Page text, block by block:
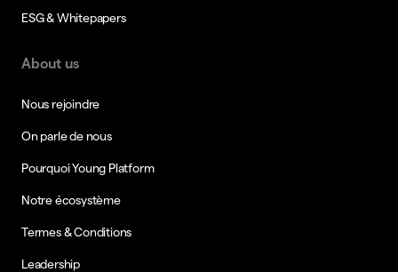
ESG & Whitepapers
About us
Nous rejoindre
On parle de nous
Pourquoi Young Platform
Notre écosystème
Termes & Conditions
Leadership